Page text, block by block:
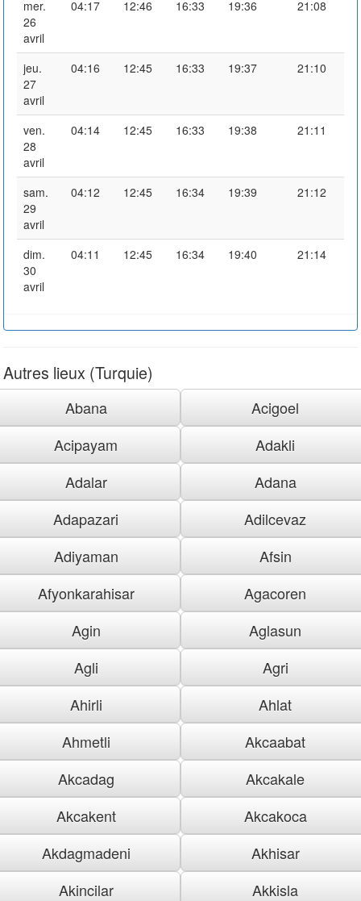
mer.
26
avril
04:17 12:46 16:33 19:36 21:08
jeu.
27
avril
04:16 12:45 16:33 19:37 21:10
ven.
28
avril
04:14 12:45 16:33 19:38 21:11
sam.
29
avril
04:12 12:45 16:34 19:39 21:12
dim.
30
avril
04:11 12:45 16:34 19:40 21:14
Autres lieux (Turquie)
Abana
Acigoel
Acipayam
Adakli
Adalar
Adana
Adapazari
Adilcevaz
Adiyaman
Afsin
Afyonkarahisar
Agacoren
Agin
Aglasun
Agli
Agri
Ahirli
Ahlat
Ahmetli
Akcaabat
Akcadag
Akcakale
Akcakent
Akcakoca
Akdagmadeni
Akhisar
Akincilar
Akkisla